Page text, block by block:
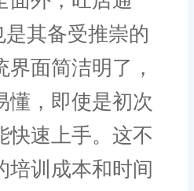
是其备受推崇的
面简洁明了，
懂，即使是初次
快速上手。这不
培训成本和时间